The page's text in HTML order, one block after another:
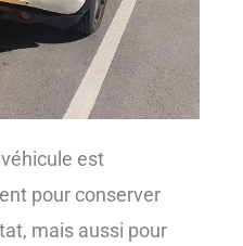
est
pour conserver
mais aussi pour